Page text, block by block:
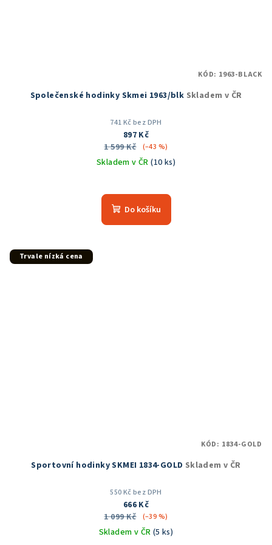
Společenské hodinky Skmei 1963/blk Skladem v ČR
741 Kč bez DPH
897 Kč
1 599 Kč
(–43 %)
Skladem v ČR(10 ks)
hodnocení
produktu
Do košíku
KÓD: 1963-BLACK
Trvale nízká cena
Sportovní hodinky SKMEI 1834-GOLD Skladem v ČR
550 Kč bez DPH
666 Kč
1 099 Kč
(–39 %)
Skladem v ČR (5 ks)
KÓD: 1834-GOLD